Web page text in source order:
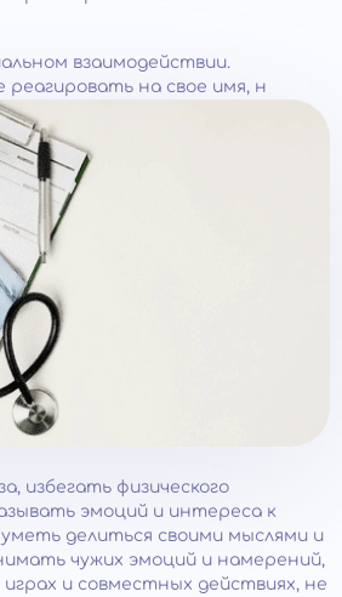
взаимодействии.
реагировать на свое имя, н
избегать физического
эмоций и интереса к
делиться своими мыслями и
чужих эмоций и намерений,
и совместных действиях, не